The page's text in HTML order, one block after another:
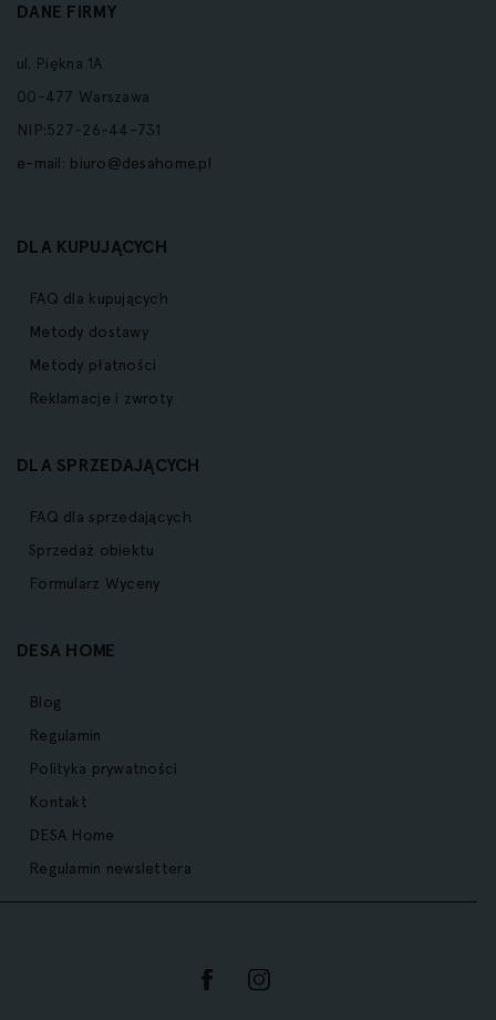
DANE FIRMY
ul. Piękna 1A
00-477 Warszawa
NIP:527-26-44-731
e-mail: biuro@desahome.pl
DLA KUPUJĄCYCH
FAQ dla kupujących
Metody dostawy
Metody płatności
Reklamacje i zwroty
DLA SPRZEDAJĄCYCH
FAQ dla sprzedających
Sprzedaż obiektu
Formularz Wyceny
DESA HOME
Blog
Regulamin
Polityka prywatności
Kontakt
DESA Home
Regulamin newslettera